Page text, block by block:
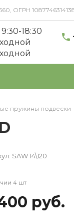
ОГРН
18:30
пружины подвески
SAW 14\120
4 шт
руб.